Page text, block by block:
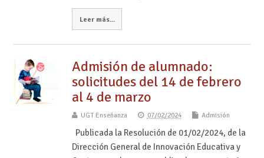
Leer más...
Admisión de alumnado:
solicitudes del 14 de febrero
al 4 de marzo
UGT Enseñanza 07/02/2024 Admisión
Publicada la Resolución de 01/02/2024, de la
Dirección General de Innovación Educativa y